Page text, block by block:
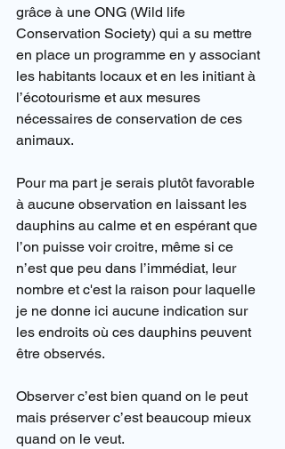
grâce à une ONG (Wild life
Conservation Society) qui a su mettre
en place un programme en y associant
les habitants locaux et en les initiant à
l’écotourisme et aux mesures
nécessaires de conservation de ces
animaux.
Pour ma part je serais plutôt favorable
à aucune observation en laissant les
dauphins au calme et en espérant que
l’on puisse voir croitre, même si ce
n’est que peu dans l’immédiat, leur
nombre et c'est la raison pour laquelle
je ne donne ici aucune indication sur
les endroits où ces dauphins peuvent
être observés.
Observer c’est bien quand on le peut
mais préserver c’est beaucoup mieux
quand on le veut.